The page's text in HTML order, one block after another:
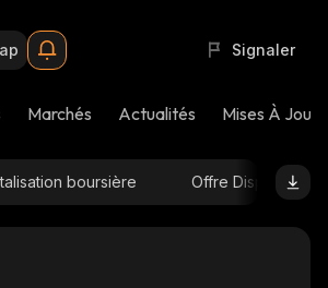
Signaler
Marchés Actualités Mises À Jour
boursière Offre Disponible